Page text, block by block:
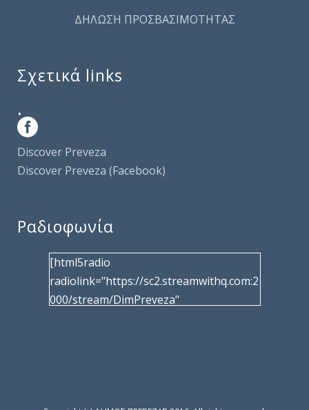
ΔΗΛΩΣΗ ΠΡΟΣΒΑΣΙΜΟΤΗΤΑΣ
Σχετικά links
.
Discover Preveza
Discover Preveza (Facebook)
Ραδιοφωνία
[html5radio
radiolink="https://sc2.streamwithq.com:2
000/stream/DimPreveza"